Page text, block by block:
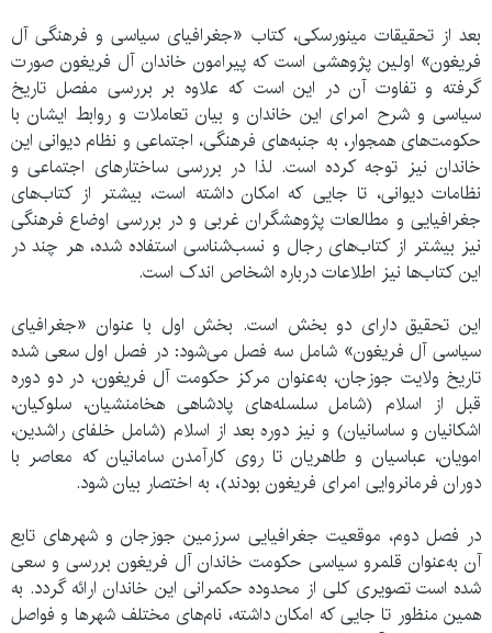
بعد از تحقیقات مینورسکی، کتاب «جغرافیای سیاسی و فرهنگی آل
فریغون» اولین پژوهشی است که پیرامون خاندان آل فریغون صورت
گرفته و تفاوت آن در این است که علاوه بر بررسی مفصل تاریخ
سیاسی و شرح امرای این خاندان و بیان تعاملات و روابط ایشان با
حکومت‌های همجوار، به جنبه‌های فرهنگی، اجتماعی و نظام دیوانی این
خاندان نیز توجه کرده است. لذا در بررسی ساختارهای اجتماعی و
نظامات دیوانی، تا جایی که امکان داشته است، بیشتر از کتاب‌های
جغرافیایی و مطالعات پژوهشگران غربی و در بررسی اوضاع فرهنگی
نیز بیشتر از کتاب‌های رجال و نسب‌شناسی استفاده شده، هر چند در
این کتاب‌ها نیز اطلاعات درباره اشخاص اندک است.
این تحقیق دارای دو بخش است. بخش اول با عنوان «جغرافیای
سیاسی آل فریغون» شامل سه فصل می‌شود: در فصل اول سعی شده
تاریخ ولایت جوزجان، به‌عنوان مرکز حکومت آل فریغون، در دو دوره
قبل از اسلام (شامل سلسله‌های پادشاهی هخامنشیان، سلوکیان،
اشکانیان و ساسانیان) و نیز دوره بعد از اسلام (شامل خلفای راشدین،
امویان، عباسیان و طاهریان تا روی کارآمدن سامانیان که معاصر با
دوران فرمانروایی امرای فریغون بودند)، به اختصار بیان شود.
در فصل دوم، موقعیت جغرافیایی سرزمین جوزجان و شهرهای تابع
آن به‌عنوان قلمرو سیاسی حکومت خاندان آل فریغون بررسی و سعی
شده است تصویری کلی از محدوده حکمرانی این خاندان ارائه گردد. به
همین منظور تا جایی که امکان داشته، نام‌های مختلف شهرها و فواصل